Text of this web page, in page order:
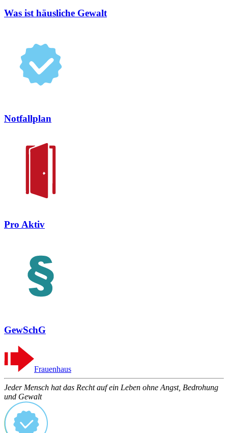
Was ist häusliche Gewalt
Notfallplan
Pro Aktiv
GewSchG
Frauenhaus
Jeder Mensch hat das Recht auf ein Leben ohne Angst, Bedrohung
und Gewalt